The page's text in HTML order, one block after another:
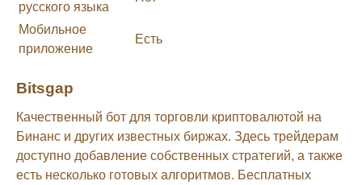
русского языка
Мобильное
приложение
Есть
Bitsgap
Качественный бот для торговли криптовалютой на
Бинанс и других известных биржах. Здесь трейдерам
доступно добавление собственных стратегий, а также
есть несколько готовых алгоритмов. Бесплатных